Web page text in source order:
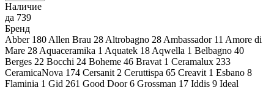
Наличие
да 739
Бренд
Abber 180 Allen Brau 28 Altrobagno 28 Ambassador 11 Amore di
Mare 28 Aquaceramika 1 Aquatek 18 Aqwella 1 Belbagno 40
Berges 22 Bocchi 24 Boheme 46 Bravat 1 Ceramalux 233
CeramicaNova 174 Cersanit 2 Ceruttispa 65 Creavit 1 Esbano 8
Flaminia 1 Gid 261 Good Door6 Grossman 17 Iddis 9 Ideal